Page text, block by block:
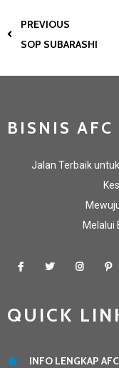
PREVIOUS
SOP SUBARASHI
BISNIS AFC
Jalan Terbaik
Melalui
QUICK
INFO LENGKAP